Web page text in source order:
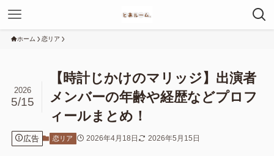
ホーム 恋リア
【時計じかけのマリッジ】出演者
メンバーの年齢や経歴などプロフ
ィールまとめ！
2026
5/15
広告 恋リア 2026年4月18日 2026年5月15日